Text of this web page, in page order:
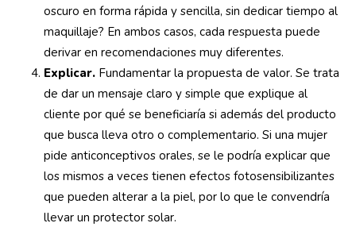
oscuro en forma rápida y sencilla, sin dedicar tiempo al
maquillaje? En ambos casos, cada respuesta puede
derivar en recomendaciones muy diferentes.
Explicar. Fundamentar la propuesta de valor. Se trata
de dar un mensaje claro y simple que explique al
cliente por qué se beneficiaría si además del producto
que busca lleva otro o complementario. Si una mujer
pide anticonceptivos orales, se le podría explicar que
los mismos a veces tienen efectos fotosensibilizantes
que pueden alterar a la piel, por lo que le convendría
llevar un protector solar.